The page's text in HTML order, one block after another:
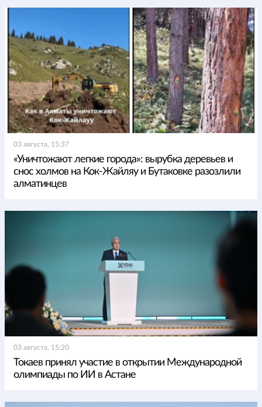
03 августа, 15:37
«Уничтожают легкие города»: вырубка деревьев и
снос холмов на Кок-Жайляу и Бутаковке разозлили
алматинцев
03 августа, 15:20
Токаев принял участие в открытии Международной
олимпиады по ИИ в Астане